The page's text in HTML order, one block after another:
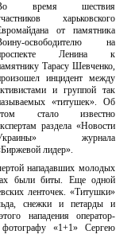
время шествия
харьковского
от памятника
освободителю на
Ленина к
Тарасу Шевченко,
инцидент между
и группой так
«титушек». Об
стало известно
раздела «Новости
журнала
лидер».
нападавших молодых
были биты. Еще одной
ленточек. «Титушки»
снежки и петарды и
нападения оператор-
«1+1» Сергею